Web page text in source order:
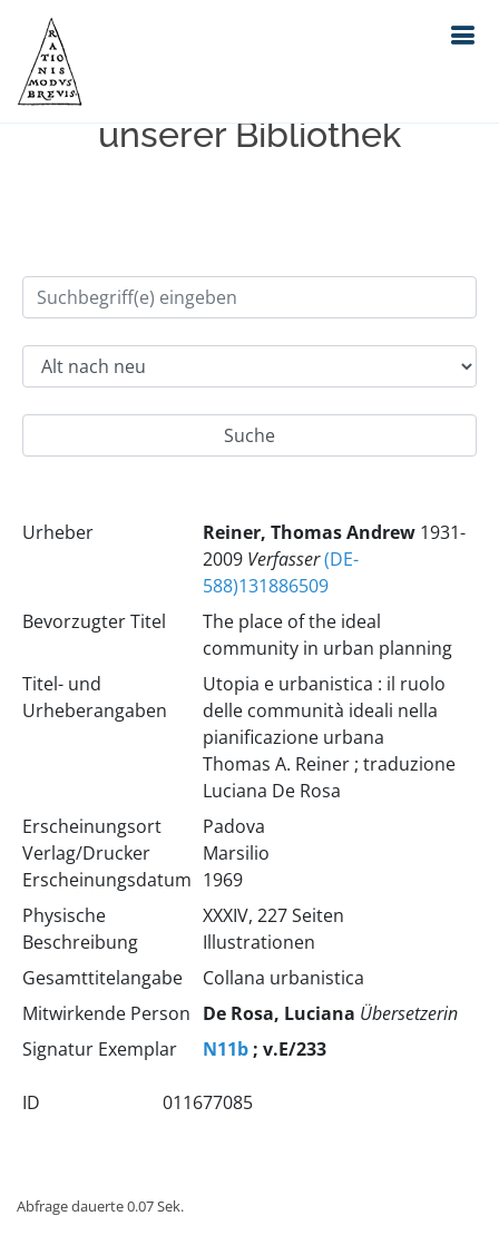
Einfache Suche im Bestand
unserer Bibliothek
Urheber Reiner, Thomas Andrew 1931-
2009 Verfasser(DE-
588)131886509
Bevorzugter Titel
The place of the ideal
community in urban planning
Titel- und
Urheberangaben
Utopia e urbanistica : il ruolo
delle communità ideali nella
pianificazione urbana
Thomas A. Reiner ; traduzione
Luciana De Rosa
Erscheinungsort
Verlag/Drucker
Erscheinungsdatum
Padova
Marsilio
1969
Physische
Beschreibung
XXXIV, 227 Seiten
Illustrationen
Gesamttitelangabe
Collana urbanistica
Mitwirkende Person De Rosa, Luciana Übersetzerin
Signatur Exemplar
N11b; v.E/233
ID 011677085
Abfrage dauerte 0.07 Sek.